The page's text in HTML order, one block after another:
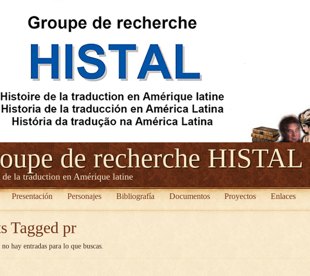
de recherche HISTAL
la traduction en Amérique latine
Presentación Personajes Bibliografía Documentos Proyectos Enlaces
Tagged pr
hay entradas para lo que buscas.